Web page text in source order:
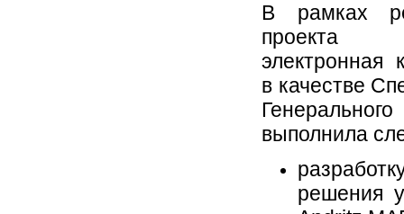
В рамках
проекта
электронная
в качестве
выполнила
решения